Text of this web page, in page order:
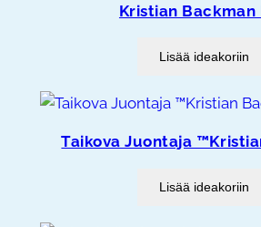
Kristian Backman
Lisää ideakoriin
Taikova Juontaja
Lisää ideakoriin